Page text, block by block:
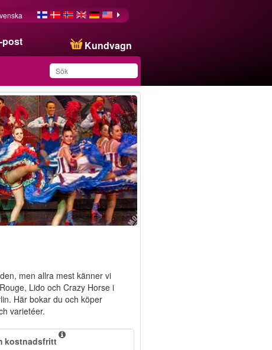
post Kundvagn
Du har sparat produkten
i din lista
men allra mest känner vi
Lido och Crazy Horse i
Här bokar du och köper
varietéer.
kostnadsfritt